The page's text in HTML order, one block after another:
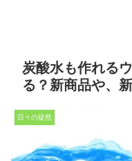
炭酸水も作れる
る？新商品や、
日々の徒然